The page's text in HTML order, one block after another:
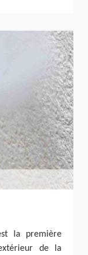
la première
de la